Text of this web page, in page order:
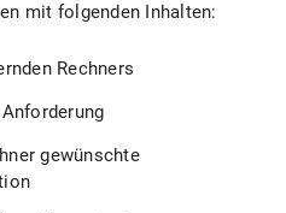
mit folgenden Inhalten:
Rechners
gewünschte